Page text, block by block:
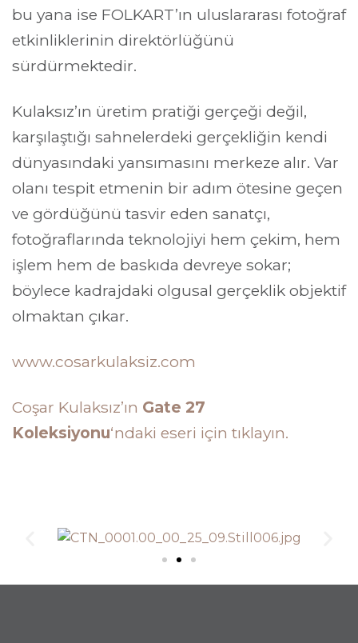
bu yana ise FOLKART’ın uluslararası fotoğraf
etkinliklerinin direktörlüğünü
sürdürmektedir.
Kulaksız’ın üretim pratiği gerçeği değil,
karşılaştığı sahnelerdeki gerçekliğin kendi
dünyasındaki yansımasını merkeze alır. Var
olanı tespit etmenin bir adım ötesine geçen
ve gördüğünü tasvir eden sanatçı,
fotoğraflarında teknolojiyi hem çekim, hem
işlem hem de baskıda devreye sokar;
böylece kadrajdaki olgusal gerçeklik objektif
olmaktan çıkar.
www.cosarkulaksiz.com
Coşar Kulaksız’ın Gate 27
Koleksiyonu‘ndaki eseri için tıklayın.